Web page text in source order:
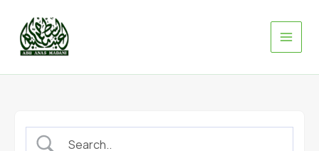
content